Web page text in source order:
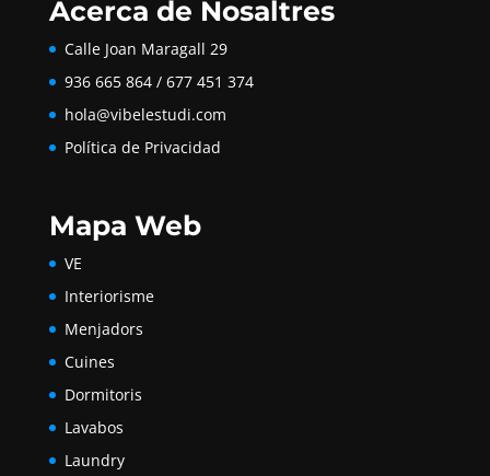
Acerca de Nosaltres
Calle Joan Maragall 29
936 665 864 / 677 451 374
hola@vibelestudi.com
Política de Privacidad
Mapa Web
VE
Interiorisme
Menjadors
Cuines
Dormitoris
Lavabos
Laundry